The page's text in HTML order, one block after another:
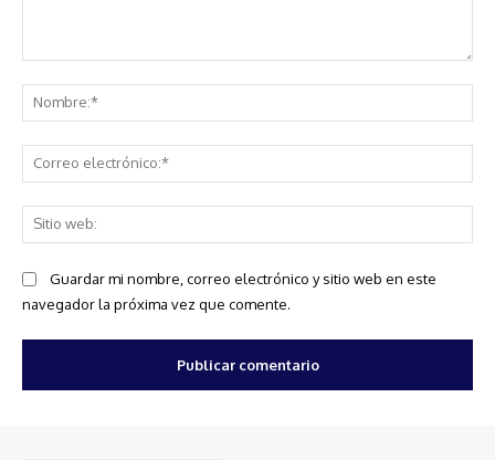
Guardar mi nombre, correo electrónico y sitio web en este
navegador la próxima vez que comente.